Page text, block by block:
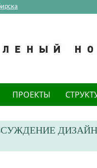
ПРОЕКТЫ